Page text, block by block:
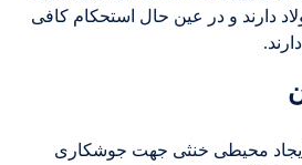
دارند و در عین حال استحکام کافی
محیطی خنثی جهت جوشکاری